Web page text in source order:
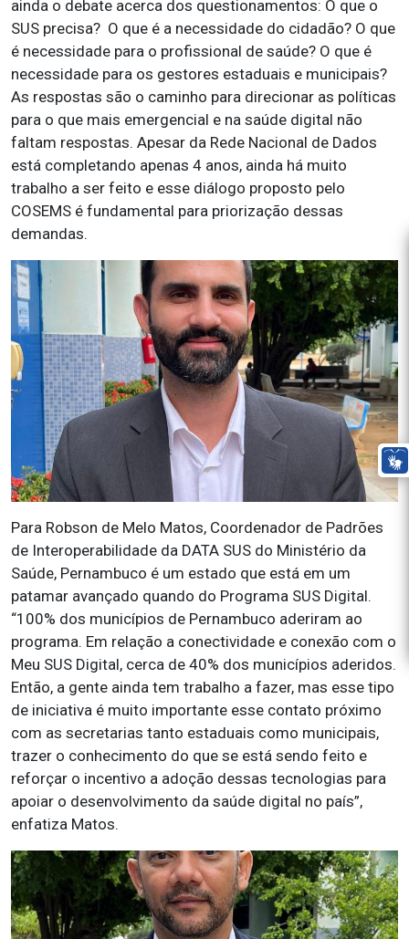
ainda o debate acerca dos questionamentos: O que o
SUS precisa? O que é a necessidade do cidadão? O que
é necessidade para o profissional de saúde? O que é
necessidade para os gestores estaduais e municipais?
As respostas são o caminho para direcionar as políticas
para o que mais emergencial e na saúde digital não
faltam respostas. Apesar da Rede Nacional de Dados
está completando apenas 4 anos, ainda há muito
trabalho a ser feito e esse diálogo proposto pelo
COSEMS é fundamental para priorização dessas
demandas.
Para Robson de Melo Matos, Coordenador de Padrões
de Interoperabilidade da DATA SUS do Ministério da
Saúde, Pernambuco é um estado que está em um
patamar avançado quando do Programa SUS Digital.
“100% dos municípios de Pernambuco aderiram ao
programa. Em relação a conectividade e conexão com o
Meu SUS Digital, cerca de 40% dos municípios aderidos.
Então, a gente ainda tem trabalho a fazer, mas esse tipo
de iniciativa é muito importante esse contato próximo
com as secretarias tanto estaduais como municipais,
trazer o conhecimento do que se está sendo feito e
reforçar o incentivo a adoção dessas tecnologias para
apoiar o desenvolvimento da saúde digital no país”,
enfatiza Matos.